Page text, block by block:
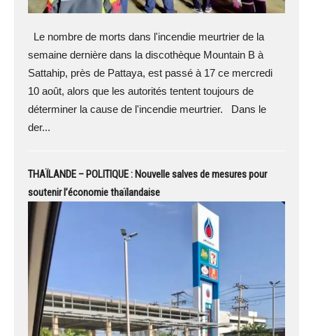
Le nombre de morts dans l'incendie meurtrier de la
semaine dernière dans la discothèque Mountain B à
Sattahip, près de Pattaya, est passé à 17 ce mercredi
10 août, alors que les autorités tentent toujours de
déterminer la cause de l'incendie meurtrier. Dans le
der...
THAÏLANDE – POLITIQUE : Nouvelle salves de mesures pour
soutenir l’économie thaïlandaise